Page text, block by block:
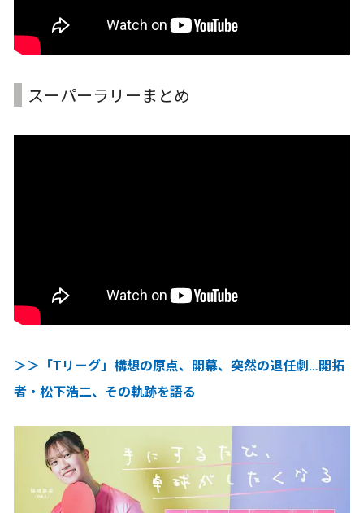
スーパーラリーまとめ
＞＞「Tリーグ」構想の原点、開幕、突然の退任劇…開拓
者・松下浩二、その軌跡を語る